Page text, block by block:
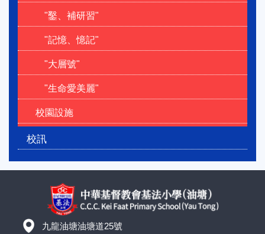
"鑿、補研習"
"記憶、憶記"
"大層號"
"生命愛美麗"
校園設施
校訊
九龍油塘油塘道25號